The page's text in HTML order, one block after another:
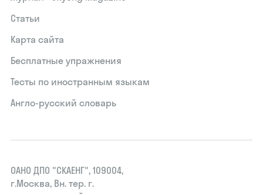
Статьи
Карта сайта
Бесплатные упражнения
Тесты по иностранным языкам
Англо-русский словарь
ОАНО ДПО "СКАЕНГ", 109004,
г.Москва, Вн. тер. г.